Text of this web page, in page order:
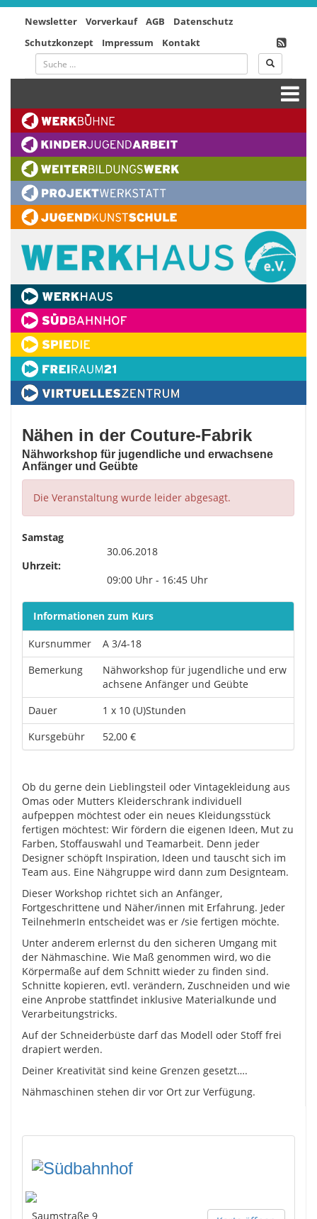
Newsletter Vorverkauf AGB
Datenschutz
Schutzkonzept
Impressum Kontakt
Nähen in der Couture-Fabrik
Nähworkshop für jugendliche und erwachsene
Anfänger und Geübte
Die Veranstaltung wurde leider abgesagt.
Samstag
30.06.2018
Uhrzeit:
09:00 Uhr - 16:45 Uhr
Informationen zum Kurs
Kursnummer
A 3/4-18
Bemerkung
Nähworkshop für jugendliche und erw
achsene Anfänger und Geübte
Dauer
1 x 10 (U)Stunden
Kursgebühr
52,00 €
Ob du gerne dein Lieblingsteil oder Vintagekleidung aus
Omas oder Mutters Kleiderschrank individuell
aufpeppen möchtest oder ein neues Kleidungsstück
fertigen möchtest: Wir fördern die eigenen Ideen, Mut zu
Farben, Stoffauswahl und Teamarbeit. Denn jeder
Designer schöpft Inspiration, Ideen und tauscht sich im
Team aus. Eine Nähgruppe wird dann zum Designteam.
Dieser Workshop richtet sich an Anfänger,
Fortgeschrittene und Näher/innen mit Erfahrung. Jeder
TeilnehmerIn entscheidet was er /sie fertigen möchte.
Unter anderem erlernst du den sicheren Umgang mit
der Nähmaschine. Wie Maß genommen wird, wo die
Körpermaße auf dem Schnitt wieder zu finden sind.
Schnitte kopieren, evtl. verändern, Zuschneiden und wie
eine Anprobe stattfindet inklusive Materialkunde und
Verarbeitungstricks.
Auf der Schneiderbüste darf das Modell oder Stoff frei
drapiert werden.
Deiner Kreativität sind keine Grenzen gesetzt….
Nähmaschinen stehen dir vor Ort zur Verfügung.
Saumstraße 9